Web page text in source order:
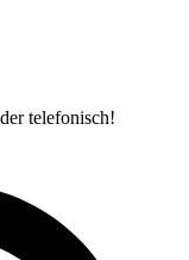
telefonisch!